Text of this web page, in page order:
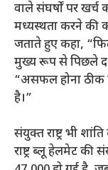
वाले संघर्षों पर
मध्यस्थता करने की
जताते हुए कहा,
मुख्य रूप से पिछले
“असफल होना ठीक
है।”
संयुक्त राष्ट्र भी
राष्ट्र ब्लू हेलमेट